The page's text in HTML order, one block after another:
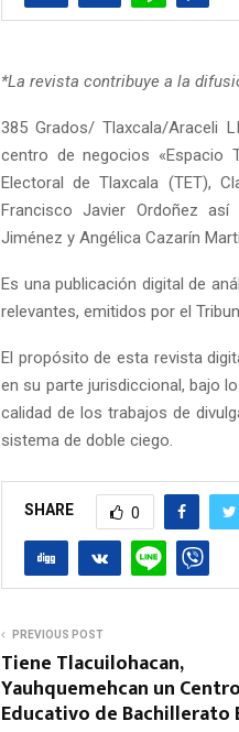
*La revista contribuye a la
385 Grados/ Tlaxcala/Araceli
centro de negocios «Espacio
Electoral de Tlaxcala (TET),
Francisco Javier Ordoñez así
Jiménez y Angélica Cazarín
Es una publicación digital de
relevantes, emitidos por el
El propósito de esta revista
en su parte jurisdiccional, bajo
calidad de los trabajos de
sistema de doble ciego.
SHARE 0
PREVIOUS POST
Tiene Tlacuilohacan,
Yauhquemehcan un Centro
Educativo de Bachillerato